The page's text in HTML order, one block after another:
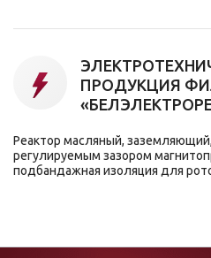
ПРОДУКЦИЯ
Реактор масляный,
регулируемым зазором
подбандажная изоляция для